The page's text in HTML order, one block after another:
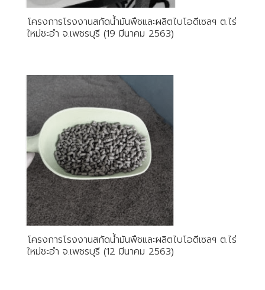
โครงการโรงงานสกัดน้ำมันพืชและผลิตไบโอดีเซลฯ ต.ไร่
ใหม่ชะอำ จ.เพชรบุรี (19 มีนาคม 2563)
โครงการโรงงานสกัดน้ำมันพืชและผลิตไบโอดีเซลฯ ต.ไร่
ใหม่ชะอำ จ.เพชรบุรี (12 มีนาคม 2563)